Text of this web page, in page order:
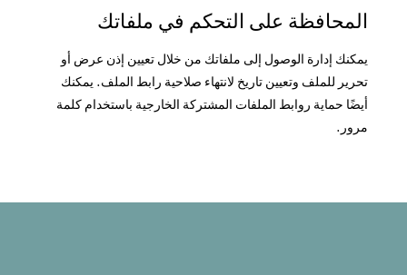
المحافظة على التحكم في ملفاتك
يمكنك إدارة الوصول إلى ملفاتك من خلال تعيين إذن عرض أو
تحرير للملف وتعيين تاريخ لانتهاء صلاحية رابط الملف. يمكنك
أيضًا حماية روابط الملفات المشتركة الخارجية باستخدام كلمة
مرور.